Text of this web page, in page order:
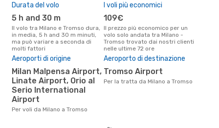
Durata del volo
5 h and 30 m
Il volo tra Milano e Tromso dura,
in media, 5 h and 30 m minuti,
ma può variare a seconda di
molti fattori
I voli più economici
109€
Il prezzo più economico per un
volo solo andata tra Milano -
Tromso trovato dai nostri clienti
nelle ultime 72 ore
Aeroporti di origine
Milan Malpensa Airport,
Linate Airport, Orio al
Serio International
Airport
Per voli da Milano a Tromso
Aeroporto di destinazione
Tromso Airport
Per la tratta da Milano a Tromso